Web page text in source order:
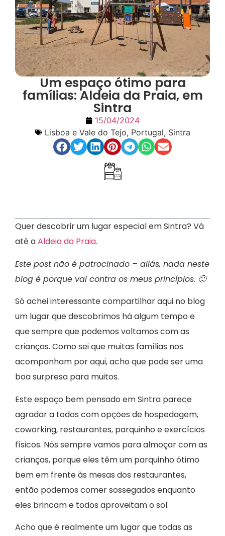
Um espaço ótimo para
famílias: Aldeia da Praia, em
Sintra
15/04/2024
Lisboa e Vale do Tejo, Portugal, Sintra
Quer descobrir um lugar especial em Sintra? Vá
até aAldeia da Praia.
Este post não é patrocinado – aliás, nada neste
blog é porque vai contra os meus princípios. 🙂
Só achei interessante compartilhar aqui no blog
um lugar que descobrimos há algum tempo e
que sempre que podemos voltamos com as
crianças. Como sei que muitas famílias nos
acompanham por aqui, acho que pode ser uma
boa surpresa para muitos.
Este espaço bem pensado em Sintra parece
agradar a todos com opções de hospedagem,
coworking, restaurantes, parquinho e exercícios
físicos. Nós sempre vamos para almoçar com as
crianças, porque eles têm um parquinho ótimo
bem em frente às mesas dos restaurantes,
então podemos comer sossegados enquanto
eles brincam e todos aproveitam o sol.
Acho que é realmente um lugar que todas as